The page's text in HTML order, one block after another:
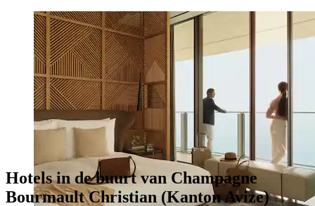
Hotels in de buurt van Champagne
Bourmault Christian (Kanton Avize)